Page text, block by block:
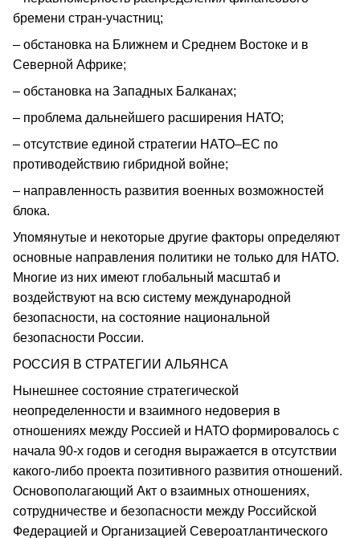
бремени стран-участниц;
– обстановка на Ближнем и Среднем Востоке и в
Северной Африке;
– обстановка на Западных Балканах;
– проблема дальнейшего расширения НАТО;
– отсутствие единой стратегии НАТО–ЕС по
противодействию гибридной войне;
– направленность развития военных возможностей
блока.
Упомянутые и некоторые другие факторы определяют
основные направления политики не только для НАТО.
Многие из них имеют глобальный масштаб и
воздействуют на всю систему международной
безопасности, на состояние национальной
безопасности России.
РОССИЯ В СТРАТЕГИИ АЛЬЯНСА
Нынешнее состояние стратегической
неопределенности и взаимного недоверия в
отношениях между Россией и НАТО формировалось с
начала 90-х годов и сегодня выражается в отсутствии
какого-либо проекта позитивного развития отношений.
Основополагающий Акт о взаимных отношениях,
сотрудничестве и безопасности между Российской
Федерацией и Организацией Североатлантического